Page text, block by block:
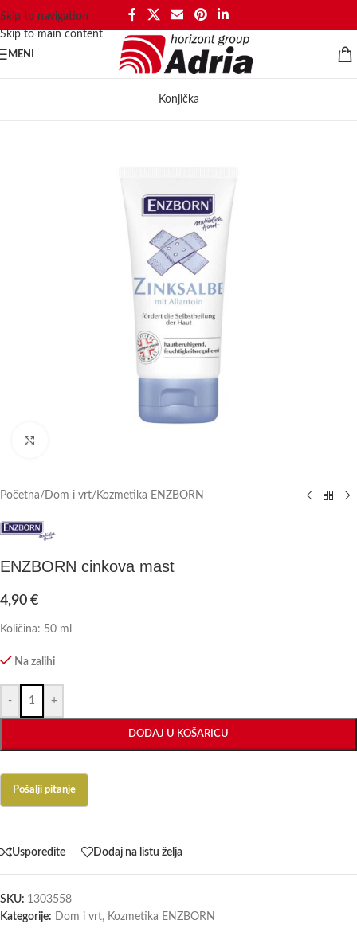
Skip to navigation
Skip to main content
MENI
Konjička
Početna/ Dom i vrt/ Kozmetika ENZBORN
ENZBORN cinkova mast
4,90 €
Količina: 50 ml
Na zalihi
- +
DODAJ U KOŠARICU
Usporedite Dodaj na listu želja
SKU: 1303558
Kategorije: Dom i vrt, Kozmetika ENZBORN